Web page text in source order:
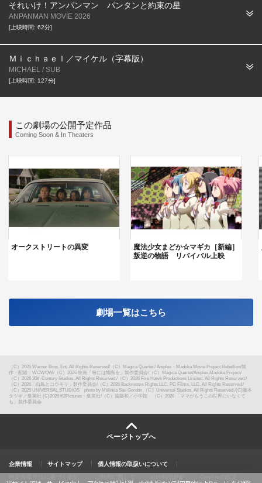
それいけ！アンパンマン パンタンと約束の星
ANPANMAN MOVIE 2026
[上映時間: 62分]
Ｍｉｃｈａｅｌ／マイケル（字幕版）
MICHAEL / SUB
[上映時間: 127分]
この劇場の公開予定作品
Coming Soon & In Theaters
オークストリートの異変
魔法少女まどか☆マギカ［新編］
叛逆の物語 リバイバル上映
劇場一覧はこちら
（C）2025 Warner Bros. Ent. All Rights Reserved/ （C）Magica Quartet / Aniplex・Madoka Movie Project Rebellion/製
作・配給：WOWOW/ （C）2026 映画「時には懺悔を」製作委員会/ （C）Magica Quartet/Aniplex,Madoka Project/
（C）2026 20th Century Studios. All Rights Reserved./ （C）2026 Fire Hawk Productions Limited. All Rights Reserved./
（C）2026「白鳥とコウモリ」製作委員会/ （C）2026 Backrooms Rights LLC, PC Films, LLC. All Rights Reserved./
（C）2025 UNIVERSAL STUDIOS photo by Melinda Sue Gordon （C）Universal Studios. All Rights Reserved./(C)藤本
タツキ／集英社 (C)2026 K2Pictures・集英社/ （C）遠藤和／小学館 （C）2026 「ママがもうこの世界にいなくて
も」製作委員会
ページトップへ
企業情報 サイトマップ
個人情報の取扱いについて